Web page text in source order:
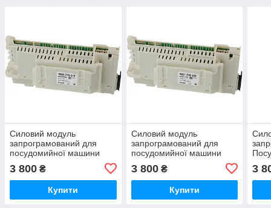
Силовий модуль
запрограмований для
посудомийної машини
3 800 ₴
Купити
Силовий модуль
запрограмований для
посудомийної машини
3 800₴
Купити
3